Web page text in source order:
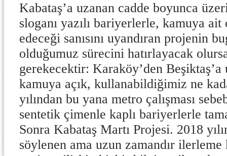
Kabataş’a uzanan cadde boyunca
sloganı yazılı bariyerlerle, kamuya ait
edeceği sanısını uyandıran projenin
olduğumuz sürecini hatırlayacak
gerekecektir: Karaköy’den Beşiktaş’a
kamuya açık, kullanabildiğimiz ne
yılından bu yana metro çalışması
sentetik çimenle kaplı bariyerlerle
Sonra Kabataş Martı Projesi. 2018
söylenen ama uzun zamandır